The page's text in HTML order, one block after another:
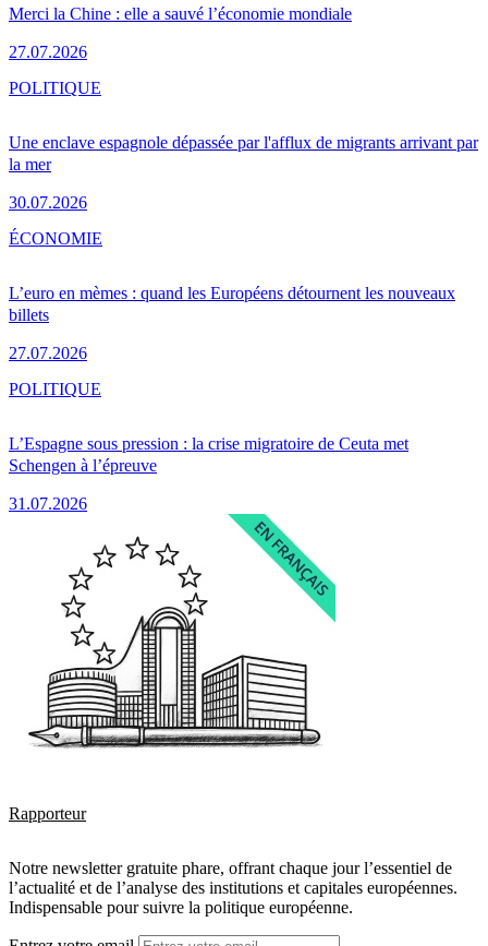
Merci la Chine : elle a sauvé l’économie mondiale
27.07.2026
Une enclave espagnole dépassée par l'afflux de migrants arrivant par
la mer
30.07.2026
POLITIQUE
L’euro en mèmes : quand les Européens détournent les nouveaux
billets
27.07.2026
ÉCONOMIE
L’Espagne sous pression : la crise migratoire de Ceuta met
Schengen à l’épreuve
31.07.2026
POLITIQUE
Rapporteur
Notre newsletter gratuite phare, offrant chaque jour l’essentiel de
l’actualité et de l’analyse des institutions et capitales européennes.
Indispensable pour suivre la politique européenne.